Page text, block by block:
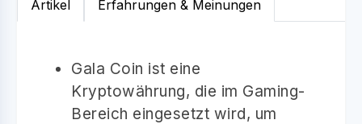
Artikel Erfahrungen & Meinungen
Gala Coin ist eine
Kryptowährung, die im Gaming-
Bereich eingesetzt wird, um